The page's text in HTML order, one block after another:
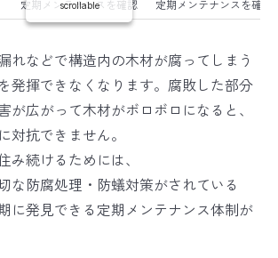
定期メンテナンスを確認 定期メンテナンスを確認
scrollable
れなどで構造内の木材が腐ってしまう
発揮できなくなります。腐敗した部分
が広がって木材がボロボロになると、
対抗できません。
み続けるためには、
な防腐処理・防蟻対策がされている
に発見できる定期メンテナンス体制が